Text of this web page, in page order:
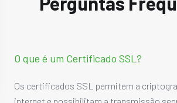
O que é um Certificado SSL?
Os certificados SSL permitem a